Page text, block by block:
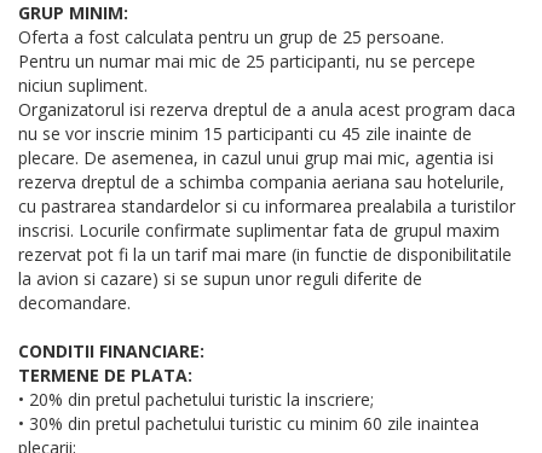
GRUP MINIM:
Oferta a fost calculata pentru un grup de 25 persoane.
Pentru un numar mai mic de 25 participanti, nu se percepe
niciun supliment.
Organizatorul isi rezerva dreptul de a anula acest program daca
nu se vor inscrie minim 15 participanti cu 45 zile inainte de
plecare. De asemenea, in cazul unui grup mai mic, agentia isi
rezerva dreptul de a schimba compania aeriana sau hotelurile,
cu pastrarea standardelor si cu informarea prealabila a turistilor
inscrisi. Locurile confirmate suplimentar fata de grupul maxim
rezervat pot fi la un tarif mai mare (in functie de disponibilitatile
la avion si cazare) si se supun unor reguli diferite de
decomandare.
CONDITII FINANCIARE:
TERMENE DE PLATA:
• 20% din pretul pachetului turistic la inscriere;
• 30% din pretul pachetului turistic cu minim 60 zile inaintea
plecarii;